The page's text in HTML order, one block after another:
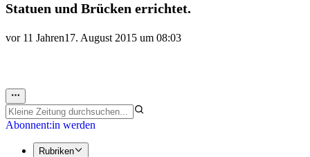
Statuen und Brücken errichtet.
vor 11 Jahren17. August 2015 um 08:03
Abonnent:in werden
Rubriken